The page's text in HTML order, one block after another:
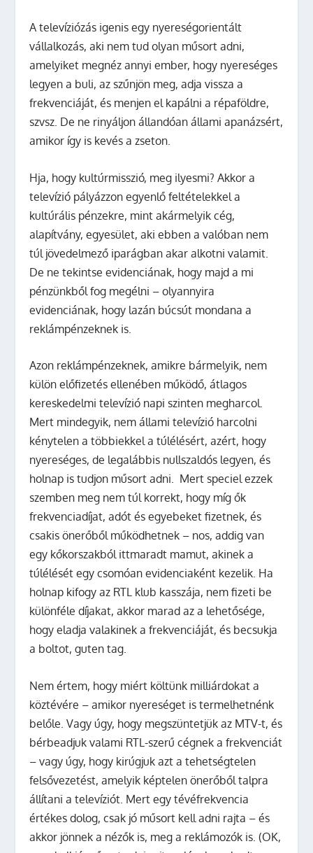
A televíziózás igenis egy nyereségorientált
vállalkozás, aki nem tud olyan műsort adni,
amelyiket megnéz annyi ember, hogy nyereséges
legyen a buli, az szűnjön meg, adja vissza a
frekvenciáját, és menjen el kapálni a répaföldre,
szvsz. De ne rinyáljon állandóan állami apanázsért,
amikor így is kevés a zseton.
Hja, hogy kultúrmisszió, meg ilyesmi? Akkor a
televízió pályázzon egyenlő feltételekkel a
kultúrális pénzekre, mint akármelyik cég,
alapítvány, egyesület, aki ebben a valóban nem
túl jövedelmező iparágban akar alkotni valamit.
De ne tekintse evidenciának, hogy majd a mi
pénzünkből fog megélni – olyannyira
evidenciának, hogy lazán búcsút mondana a
reklámpénzeknek is.
Azon reklámpénzeknek, amikre bármelyik, nem
külön előfizetés ellenében működő, átlagos
kereskedelmi televízió napi szinten megharcol.
Mert mindegyik, nem állami televízió harcolni
kénytelen a többiekkel a túlélésért, azért, hogy
nyereséges, de legalábbis nullszaldós legyen, és
holnap is tudjon műsort adni. Mert speciel ezzek
szemben meg nem túl korrekt, hogy míg ők
frekvenciadíjat, adót és egyebeket fizetnek, és
csakis önerőből működhetnek – nos, addig van
egy kőkorszakból ittmaradt mamut, akinek a
túlélését egy csomóan evidenciaként kezelik. Ha
holnap kifogy az RTL klub kasszája, nem fizeti be
különféle díjakat, akkor marad az a lehetősége,
hogy eladja valakinek a frekvenciáját, és becsukja
a boltot, guten tag.
Nem értem, hogy miért költünk milliárdokat a
köztévére – amikor nyereséget is termelhetnénk
belőle. Vagy úgy, hogy megszüntetjük az MTV-t, és
bérbeadjuk valami RTL-szerű cégnek a frekvenciát
– vagy úgy, hogy kirúgjuk azt a tehetségtelen
felsővezetést, amelyik képtelen önerőből talpra
állítani a televíziót. Mert egy tévéfrekvencia
értékes dolog, csak jó műsort kell adni rajta – és
akkor jönnek a nézők is, meg a reklámozók is. (OK,